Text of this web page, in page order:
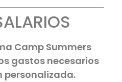
Camp Summers
gastos necesarios
personalizada.